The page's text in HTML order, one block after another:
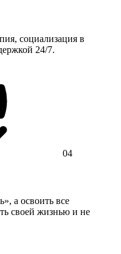
социализация в
24/7.
04
а освоить все
своей жизнью и не